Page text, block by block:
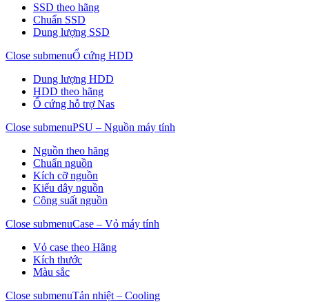
SSD theo hãng
Chuẩn SSD
Dung lượng SSD
Close submenuỔ cứng HDD
Dung lượng HDD
HDD theo hãng
Ổ cứng hỗ trợ Nas
Close submenuPSU – Nguồn máy tính
Nguồn theo hãng
Chuẩn nguồn
Kích cỡ nguồn
Kiểu dây nguồn
Công suất nguồn
Close submenuCase – Vỏ máy tính
Vỏ case theo Hãng
Kích thước
Màu sắc
Close submenuTản nhiệt – Cooling